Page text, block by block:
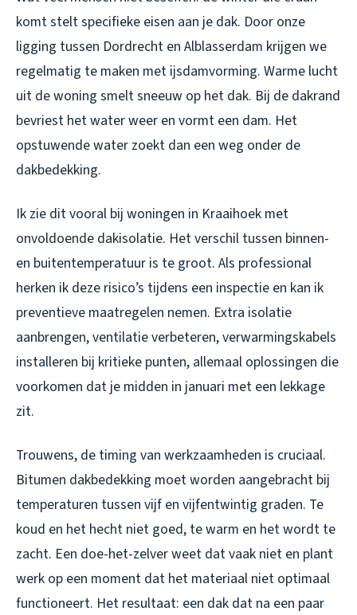
komt stelt specifieke eisen aan je dak. Door onze
ligging tussen Dordrecht en Alblasserdam krijgen we
regelmatig te maken met ijsdamvorming. Warme lucht
uit de woning smelt sneeuw op het dak. Bij de dakrand
bevriest het water weer en vormt een dam. Het
opstuwende water zoekt dan een weg onder de
dakbedekking.
Ik zie dit vooral bij woningen in Kraaihoek met
onvoldoende dakisolatie. Het verschil tussen binnen-
en buitentemperatuur is te groot. Als professional
herken ik deze risico’s tijdens een inspectie en kan ik
preventieve maatregelen nemen. Extra isolatie
aanbrengen, ventilatie verbeteren, verwarmingskabels
installeren bij kritieke punten, allemaal oplossingen die
voorkomen dat je midden in januari met een lekkage
zit.
Trouwens, de timing van werkzaamheden is cruciaal.
Bitumen dakbedekking moet worden aangebracht bij
temperaturen tussen vijf en vijfentwintig graden. Te
koud en het hecht niet goed, te warm en het wordt te
zacht. Een doe-het-zelver weet dat vaak niet en plant
werk op een moment dat het materiaal niet optimaal
functioneert. Het resultaat: een dak dat na een paar